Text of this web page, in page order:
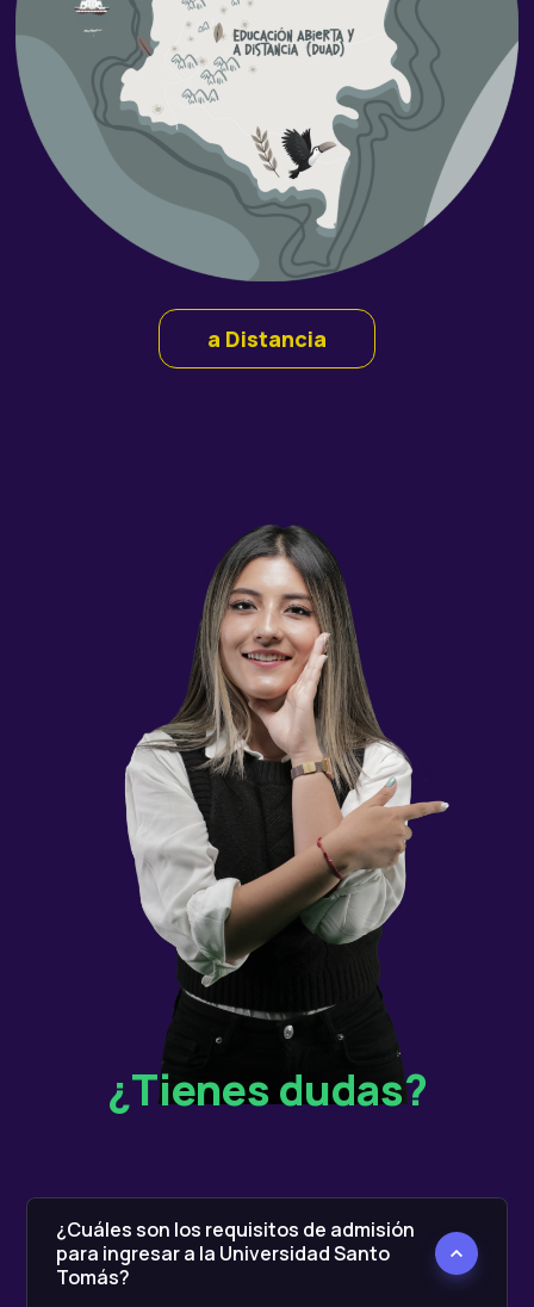
a Distancia
¿Tienes dudas?
¿Cuáles son los requisitos de admisión
para ingresar a la Universidad Santo
Tomás?